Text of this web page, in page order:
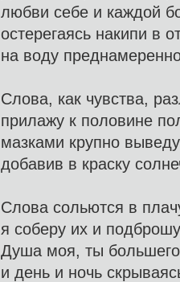
любви себе и каждой
остерегаясь накипи в
на воду
Слова, как чувства,
прилажу к половине
мазками крупно
добавив в краску
Слова сольются в
я соберу их и
Душа моя, ты
и день и ночь